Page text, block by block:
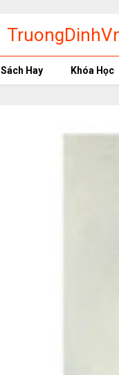
phần mềm
Sách Hay Khóa Học